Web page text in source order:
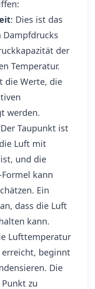
: Dies ist das
Dampfdrucks
der
Temperatur.
die Werte, die
werden.
Taupunkt ist
Luft mit
und die
kann
Ein
dass die Luft
kann.
Lufttemperatur
beginnt
Die
zu